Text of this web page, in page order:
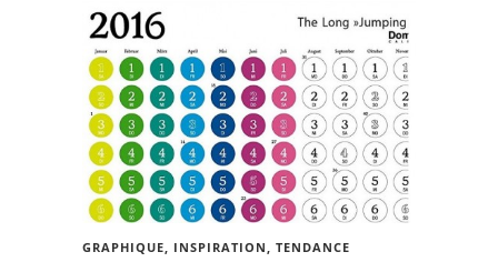
GRAPHIQUE, INSPIRATION, TENDANCE